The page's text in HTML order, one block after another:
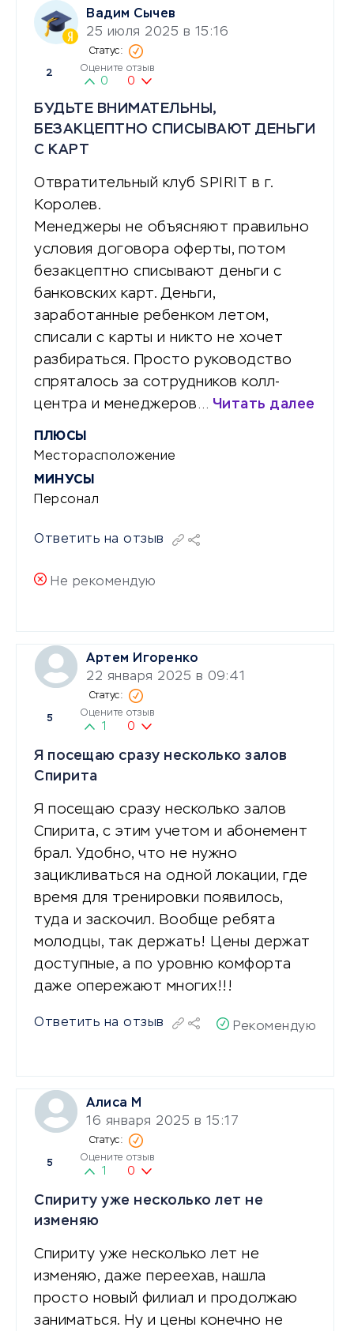
Вадим Сычев
25 июля 2025 в 15:16
2 Оцените отзыв
0 0
БУДЬТЕ ВНИМАТЕЛЬНЫ,
БЕЗАКЦЕПТНО СПИСЫВАЮТ ДЕНЬГИ
С КАРТ
Отвратительный клуб SPIRIT в г.
Королев.
Менеджеры не объясняют правильно
условия договора оферты, потом
безакцептно списывают деньги с
банковских карт. Деньги,
заработанные ребенком летом,
списали с карты и никто не хочет
разбираться. Просто руководство
спряталось за сотрудников колл-
центра и менеджеров… Читать далее
ПЛЮСЫ
Месторасположение
МИНУСЫ
Персонал
Ответить на отзыв
Не рекомендую
Артем Игоренко
22 января 2025 в 09:41
5
Оцените отзыв
1 0
Я посещаю сразу несколько залов
Спирита
Я посещаю сразу несколько залов
Спирита, с этим учетом и абонемент
брал. Удобно, что не нужно
зацикливаться на одной локации, где
время для тренировки появилось,
туда и заскочил. Вообще ребята
молодцы, так держать! Цены держат
доступные, а по уровню комфорта
даже опережают многих!!!
Ответить на отзыв Рекомендую
Алиса М
16 января 2025 в 15:17
5
Оцените отзыв
1 0
Спириту уже несколько лет не
изменяю
Спириту уже несколько лет не
изменяю, даже переехав, нашла
просто новый филиал и продолжаю
заниматься. Ну и цены конечно не